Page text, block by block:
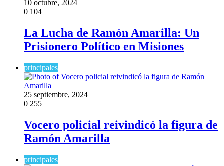
10 octubre, 2024
0 104
La Lucha de Ramón Amarilla: Un
Prisionero Político en Misiones
principales
25 septiembre, 2024
0 255
Vocero policial reivindicó la figura de
Ramón Amarilla
principales